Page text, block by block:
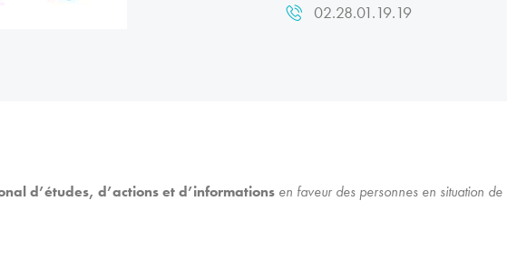
02.28.01.19.19
d’études, d’actions et d’informations en faveur des personnes en situation